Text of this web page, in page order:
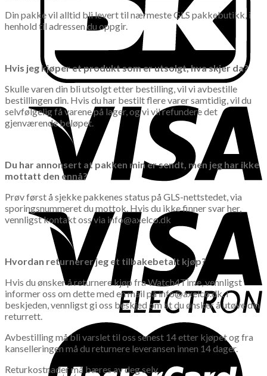
Din pakke vil alltid bli levert til nærmeste GLS pakkebutikk, i
henhold til adressen du oppgir.
Hvis jeg kjøper et produkt som er utsolgt, hva skjer da?
Skulle varen din bli utsolgt etter bestilling, vil vi avbestille
bestillingen din. Hvis du har bestilt flere varer samtidig, vil du
selvfølgelig få varene på lager, og vi vil refundere det
gjenværende beløpet.
Du har annonsert at pakken min er sendt, men jeg har ikke
mottatt den ennå?
Prøv først å sjekke pakkenes status på GLS-nettstedet, via
sporingsnummeret du mottok. Hvis du ikke finner svar her,
vennligst kontakt oss via info@axelco.dk
Hvordan returnerer jeg et tilbakebetalt kjøp?
Hvis du ønsker å returnere kjøp fra Watch4Time, vennligst
informer oss om dette med en mail på info@axelco.dk. I
beskjeden, vennligst gi oss beskjed om at du ønsker å utøve din
returrett.
Avbestilling må bli varslet til oss senest 14 etter kjøpet og fra
kanselleringen må du returnere leveransen innen 14 dager.
Returkostnader må bæres av deg selv.